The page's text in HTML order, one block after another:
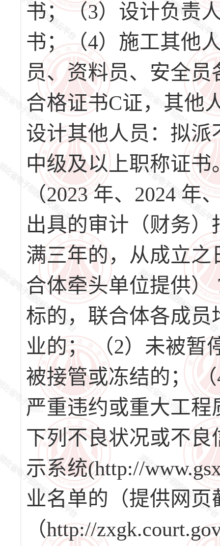
书；（3）设计负责
书；（4）施工其他
员、资料员、安全
合格证书C证，其他
设计其他人员：拟
中级及以上职称证
（2023 年、2024
出具的审计（财务
满三年的，从成立
合体牵头单位提供
标的，联合体各成
业的； （2）未被暂
被接管或冻结的；
严重违约或重大工
下列不良状况或不
示系统(http://
业名单的（提供网
（http://